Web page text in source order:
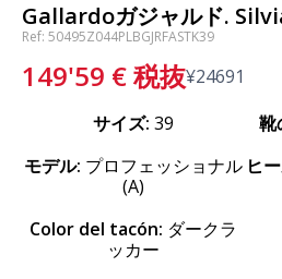
Gallardoガジャルド.
Ref: 50495Z044PLBGJRFASTK39
149'59 €税抜¥24691
サイズ: 39 靴
モデル: プロフェッショナル
(A)
ヒ
Color del tacón: ダークラ
ッカー